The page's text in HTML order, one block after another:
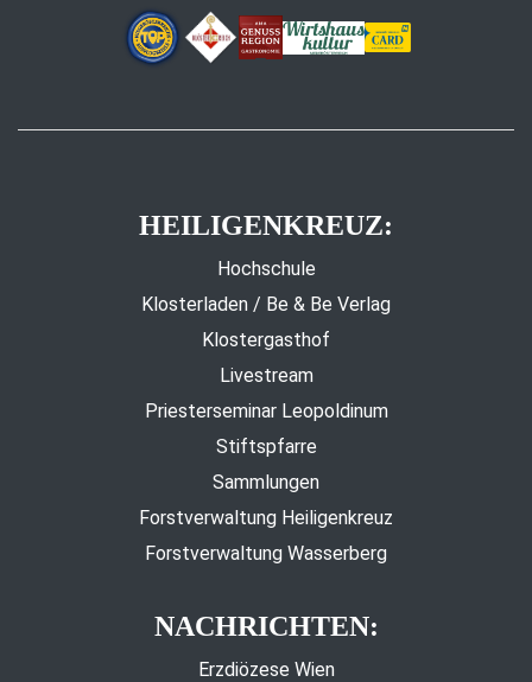
HEILIGENKREUZ:
Hochschule
Klosterladen / Be & Be Verlag
Klostergasthof
Livestream
Priesterseminar Leopoldinum
Stiftspfarre
Sammlungen
Forstverwaltung Heiligenkreuz
Forstverwaltung Wasserberg
NACHRICHTEN:
Erzdiözese Wien